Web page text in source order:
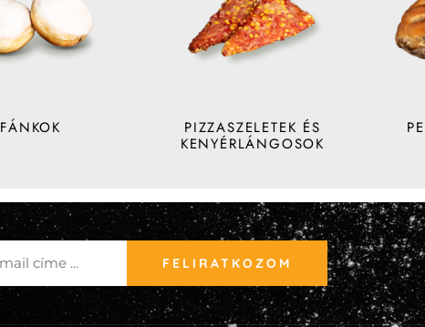
FÁNKOK
PIZZASZELETEK ÉS
KENYÉRLÁNGOSOK
FELIRATKOZOM